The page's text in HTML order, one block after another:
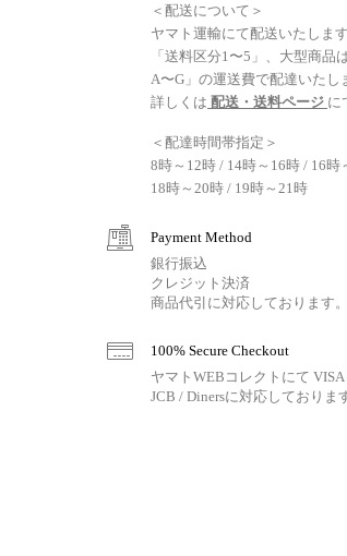
＜配送について＞
ヤマト運輸にて配送いたします
「送料区分1〜5」、大型商品
A〜G」の運送費で配達いたし
詳しくは 配送・送料ページ に
＜配達時間帯指定＞
8時～12時 / 14時～16時 / 16時
18時～20時 / 19時～21時
Payment Method
銀行振込
クレジット決済
商品代引に対応しております。
100% Secure Checkout
ヤマトWEBコレクトにて VISA
JCB / Dinersに対応しておりま